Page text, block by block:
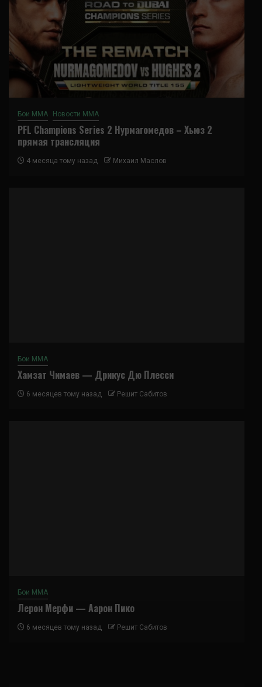
Бои ММА Новости ММА
PFL Champions Series 2 Нурмагомедов – Хьюз 2
прямая трансляция
4 месяца тому назад Михаил Маслов
Бои ММА
Хамзат Чимаев — Дрикус Дю Плесси
6 месяцев тому назад Решит Сабитов
Бои ММА
Лерон Мерфи — Аарон Пико
6 месяцев тому назад Решит Сабитов